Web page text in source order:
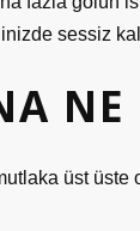
sessiz
NE
üst üste